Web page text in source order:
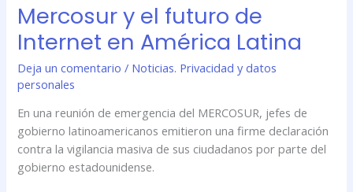
Mercosur y el futuro de
Internet en América Latina
Deja un comentario / Noticias. Privacidad y datos
personales
En una reunión de emergencia del MERCOSUR, jefes de
gobierno latinoamericanos emitieron una firme declaración
contra la vigilancia masiva de sus ciudadanos por parte del
gobierno estadounidense.
Mercosur
el
futuro
de
en
América
Latina